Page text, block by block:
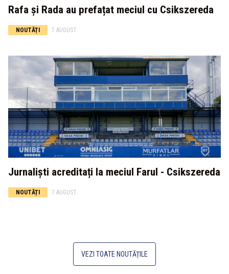
Rafa și Rada au prefațat meciul cu Csikszereda
NOUTĂȚI 7 AUGUST
Jurnaliști acreditați la meciul Farul - Csikszereda
NOUTĂȚI 7 AUGUST
VEZI TOATE NOUTĂȚILE